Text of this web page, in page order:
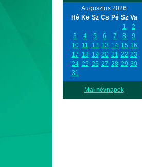
Augusztus 2026
Hé Ke Sz Cs Pé Sz Va
1
2
3
4 5 6 7 8
9
10 11 12 13 14 15 16
17 18 19 20 21 22 23
24 25 26 27 28 29 30
31
Mai névnapok